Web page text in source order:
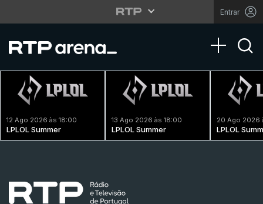
Entrar
Toggle
12 Ago 2026 às 18:00
LPLOL Summer
13 Ago 2026 às 18:00
LPLOL Summer
20 Ago 2026
LPLOL